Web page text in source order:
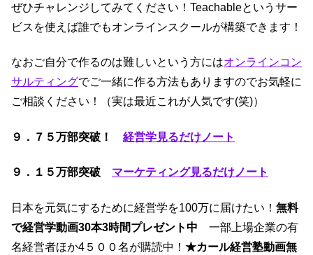
ぜひチャレンジしてみてください！Teachableというサー
ビスを使えば誰でもオンラインスクールが構築できます！
なおご自分で作るのは難しいという方にはオンラインコン
サルティングでご一緒に作る方法もありますのでお気軽に
ご相談ください！（実は最近これが人気です(笑)）
９．７５万部突破！ 経営学見るだけノート
９．１５万部突破 マーケティング見るだけノート
日本を元気にするために経営学を100万に届けたい！ 無料
で経営学動画30本3時間プレゼント中 一部上場企業の有
名経営者ほか4５００名が購読中！ ★カール経営塾動画無